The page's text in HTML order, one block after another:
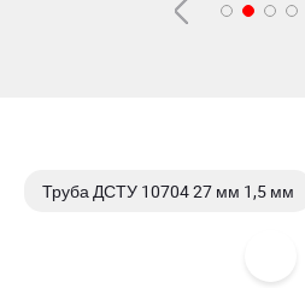
Труба ДСТУ 10704 27 мм 1,5 мм